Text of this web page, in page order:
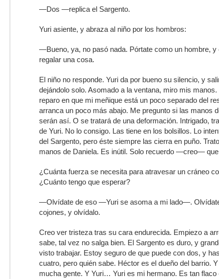
—Dos —replica el Sargento.
Yuri asiente, y abraza al niño por los hombros:
—Bueno, ya, no pasó nada. Pórtate como un hombre, y
regalar una cosa.
El niño no responde. Yuri da por bueno su silencio, y
dejándolo solo. Asomado a la ventana, miro mis
reparo en que mi meñique está un poco separado del
arranca un poco más abajo. Me pregunto si las manos
serán así. O se tratará de una deformación. Intrigado,
de Yuri. No lo consigo. Las tiene en los bolsillos. Lo
del Sargento, pero éste siempre las cierra en puño.
manos de Daniela. Es inútil. Solo recuerdo —creo—
¿Cuánta fuerza se necesita para atravesar un cráneo
¿Cuánto tengo que esperar?
—Olvídate de eso —Yuri se asoma a mi lado—.
cojones, y olvídalo.
Creo ver tristeza tras su cara endurecida. Empiezo a
sabe, tal vez no salga bien. El Sargento es duro, y
visto trabajar. Estoy seguro de que puede con dos, y
cuatro, pero quién sabe. Héctor es el dueño del barrio.
mucha gente. Y Yuri… Yuri es mi hermano. Es tan